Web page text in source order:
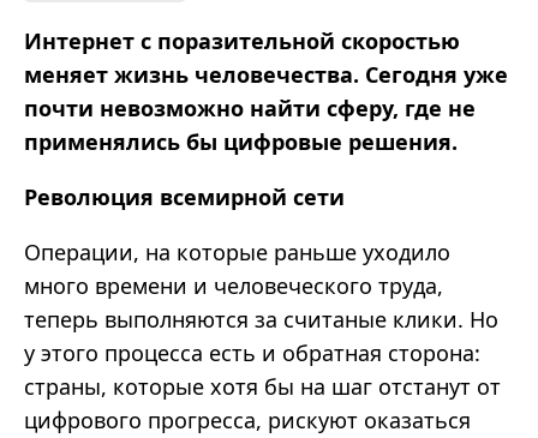
Интернет с поразительной скоростью
меняет жизнь человечества. Сегодня уже
почти невозможно найти сферу, где не
применялись бы цифровые решения.
Революция всемирной сети
Операции, на которые раньше уходило
много времени и человеческого труда,
теперь выполняются за считаные клики. Но
у этого процесса есть и обратная сторона:
страны, которые хотя бы на шаг отстанут от
цифрового прогресса, рискуют оказаться